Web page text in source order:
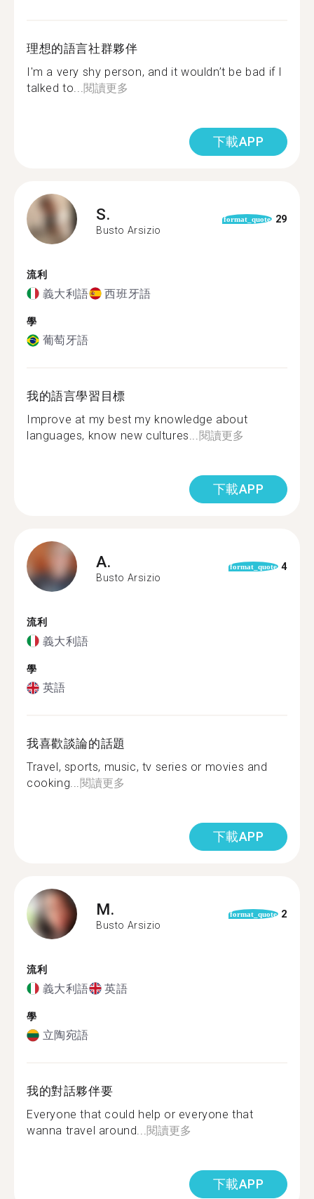
理想的語言社群夥伴
I'm a very shy person, and it wouldn’t be bad if I
talked to...閱讀更多
下載APP
S.
Busto Arsizio
format_quote 29
流利
義大利語 西班牙語
學
葡萄牙語
我的語言學習目標
Improve at my best my knowledge about
languages, know new cultures...閱讀更多
下載APP
A.
Busto Arsizio
format_quote 4
流利
義大利語
學
英語
我喜歡談論的話題
Travel, sports, music, tv series or movies and
cooking...閱讀更多
下載APP
M.
Busto Arsizio
format_quote 2
流利
義大利語 英語
學
立陶宛語
我的對話夥伴要
Everyone that could help or everyone that
wanna travel around...閱讀更多
下載APP